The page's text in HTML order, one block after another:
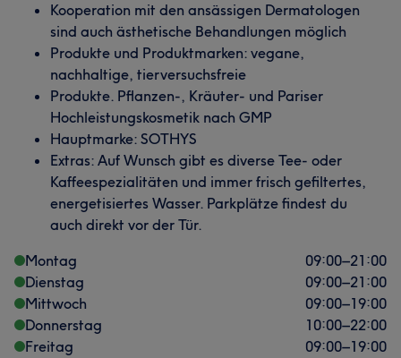
Kooperation mit den ansässigen Dermatologen
sind auch ästhetische Behandlungen möglich
Produkte und Produktmarken: vegane,
nachhaltige, tierversuchsfreie
Produkte. Pflanzen-, Kräuter- und Pariser
Hochleistungskosmetik nach GMP
Hauptmarke: SOTHYS
Extras: Auf Wunsch gibt es diverse Tee- oder
Kaffeespezialitäten und immer frisch gefiltertes,
energetisiertes Wasser. Parkplätze findest du
auch direkt vor der Tür.
Montag
09:00–21:00
Dienstag
09:00–21:00
Mittwoch
09:00–19:00
Donnerstag
10:00–22:00
Freitag
09:00–19:00